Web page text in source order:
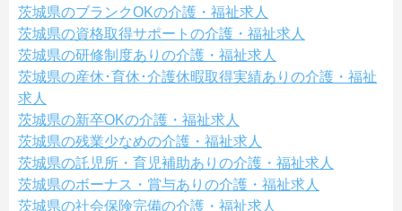
茨城県のブランクOKの介護・福祉求人
茨城県の資格取得サポートの介護・福祉求人
茨城県の研修制度ありの介護・福祉求人
茨城県の産休･育休･介護休暇取得実績ありの介護・福祉
求人
茨城県の新卒OKの介護・福祉求人
茨城県の残業少なめの介護・福祉求人
茨城県の託児所・育児補助ありの介護・福祉求人
茨城県のボーナス・賞与ありの介護・福祉求人
茨城県の社会保険完備の介護・福祉求人